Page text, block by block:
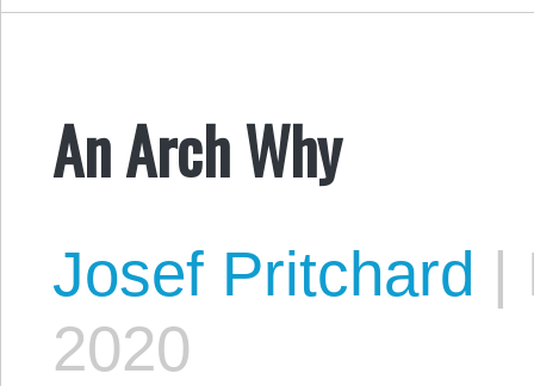
An Arch Why
Josef Pritchard |
2020